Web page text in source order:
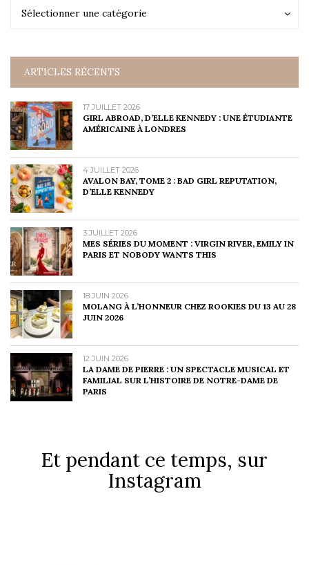
Sélectionner une catégorie
Catégories
ARTICLES RÉCENTS
17 JUILLET 2026
GIRL ABROAD, D’ELLE KENNEDY : UNE ÉTUDIANTE
AMÉRICAINE À LONDRES
4 JUILLET 2026
AVALON BAY, TOME 2 : BAD GIRL REPUTATION,
D’ELLE KENNEDY
3 JUILLET 2026
MES SÉRIES DU MOMENT : VIRGIN RIVER, EMILY IN
PARIS ET NOBODY WANTS THIS
18 JUIN 2026
MOLANG À L’HONNEUR CHEZ ROOKIES DU 13 AU 28
JUIN 2026
12 JUIN 2026
LA DAME DE PIERRE : UN SPECTACLE MUSICAL ET
FAMILIAL SUR L’HISTOIRE DE NOTRE-DAME DE
PARIS
Et pendant ce temps, sur
Instagram